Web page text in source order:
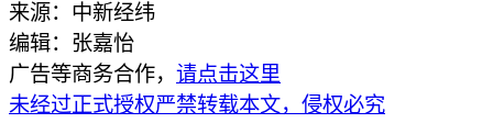
来源：中新经纬
编辑：张嘉怡
广告等商务合作， 请点击这里
未经过正式授权严禁转载本文，侵权必究